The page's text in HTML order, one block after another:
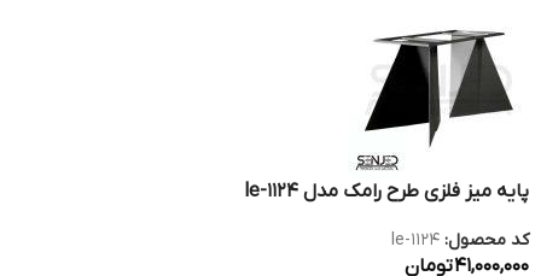
پایه میز فلزی طرح رامک مدل le-1124
کد محصول: le-1124
41,000,000تومان